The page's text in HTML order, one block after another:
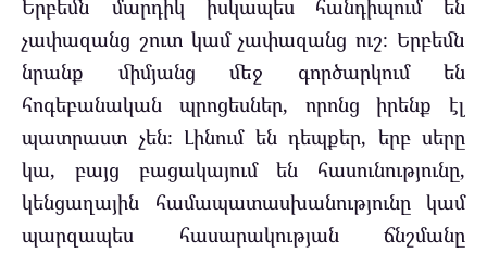
Երբեմն մարդիկ իսկապես հանդիպում են
չափազանց շուտ կամ չափազանց ուշ։ Երբեմն
նրանք միմյանց մեջ գործարկում են
հոգեբանական պրոցեսներ, որոնց իրենք էլ
պատրաստ չեն։ Լինում են դեպքեր, երբ սերը
կա, բայց բացակայում են հասունությունը,
կենցաղային համապատասխանությունը կամ
պարզապես հասարակության ճնշմանը